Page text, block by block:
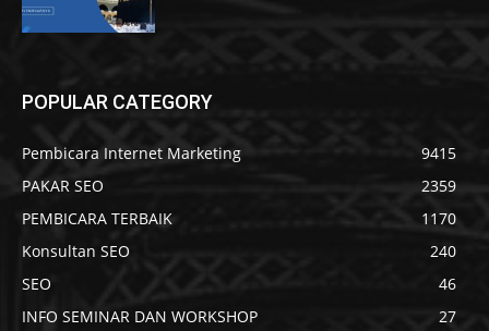
POPULAR CATEGORY
Pembicara Internet Marketing
9415
PAKAR SEO
2359
PEMBICARA TERBAIK
1170
Konsultan SEO
240
SEO
46
INFO SEMINAR DAN WORKSHOP
27